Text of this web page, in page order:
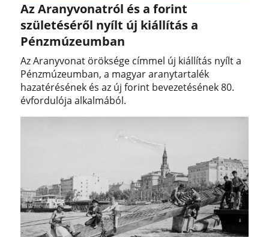
Az Aranyvonatról és a forint
születéséről nyílt új kiállítás a
Pénzmúzeumban
Az Aranyvonat öröksége címmel új kiállítás nyílt a
Pénzmúzeumban, a magyar aranytartalék
hazatérésének és az új forint bevezetésének 80.
évfordulója alkalmából.